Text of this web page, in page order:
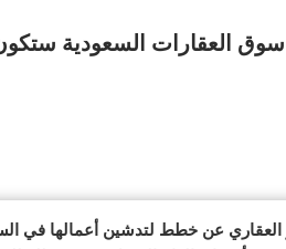
العقارات السعودية ستكون
عن خطط لتدشين أعمالها في